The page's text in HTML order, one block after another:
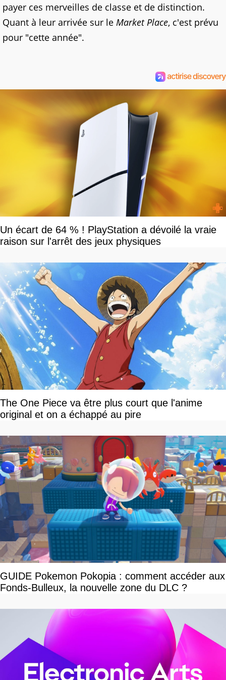
payer ces merveilles de classe et de distinction.
Quant à leur arrivée sur le Market Place, c'est prévu
pour "cette année".
Un écart de 64 % ! PlayStation a dévoilé la vraie
raison sur l'arrêt des jeux physiques
The One Piece va être plus court que l'anime
original et on a échappé au pire
GUIDE Pokemon Pokopia : comment accéder aux
Fonds-Bulleux, la nouvelle zone du DLC ?